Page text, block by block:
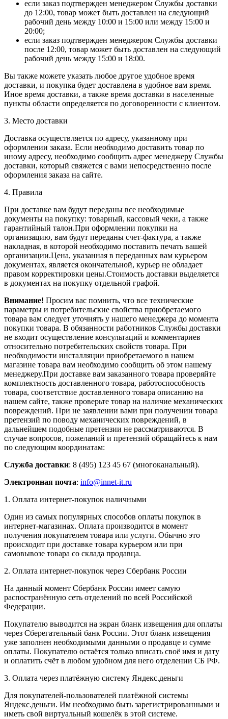
если заказ подтвержден менеджером Службы доставки
до 12:00, товар может быть доставлен на следующий
рабочий день между 10:00 и 15:00 или между 15:00 и
20:00;
если заказ подтвержден менеджером Службы доставки
после 12:00, товар может быть доставлен на следующий
рабочий день между 15:00 и 18:00.
Вы также можете указать любое другое удобное время
доставки, и покупка будет доставлена в удобное вам время.
Иное время доставки, а также время доставки в населенные
пункты области определяется по договоренности с клиентом.
3. Место доставки
Доставка осуществляется по адресу, указанному при
оформлении заказа. Если необходимо доставить товар по
иному адресу, необходимо сообщить адрес менеджеру Службы
доставки, который свяжется с вами непосредственно после
оформления заказа на сайте.
4. Правила
При доставке вам будут переданы все необходимые
документы на покупку: товарный, кассовый чеки, а также
гарантийный талон.При оформлении покупки на
организацию, вам будут переданы счет-фактура, а также
накладная, в которой необходимо поставить печать вашей
организации.Цена, указанная в переданных вам курьером
документах, является окончательной, курьер не обладает
правом корректировки цены.Стоимость доставки выделяется
в документах на покупку отдельной графой.
Внимание! Просим вас помнить, что все технические
параметры и потребительские свойства приобретаемого
товара вам следует уточнять у нашего менеджера до момента
покупки товара. В обязанности работников Службы доставки
не входит осуществление консультаций и комментариев
относительно потребительских свойств товара. При
необходимости инсталляции приобретаемого в нашем
магазине товара вам необходимо сообщить об этом нашему
менеджеру.При доставке вам заказанного товара проверяйте
комплектность доставленного товара, работоспособность
товара, соответствие доставленного товара описанию на
нашем сайте, также проверьте товар на наличие механических
повреждений. При не заявлении вами при получении товара
претензий по поводу механических повреждений, в
дальнейшем подобные претензии не рассматриваются. В
случае вопросов, пожеланий и претензий обращайтесь к нам
по следующим координатам:
Служба доставки: 8 (495) 123 45 67 (многоканальный).
Электронная почта: info@innet-it.ru
1. Оплата интернет-покупок наличными
Один из самых популярных способов оплаты покупок в
интернет-магазинах. Оплата производится в момент
получения покупателем товара или услуги. Обычно это
происходит при доставке товара курьером или при
самовывозе товара со склада продавца.
2. Оплата интернет-покупок через Сбербанк России
На данный момент Сбербанк России имеет самую
распостранённую сеть отделений по всей Российской
Федерации.
Покупателю выводится на экран бланк извещения для оплаты
через Сберегательный банк России. Этот бланк извещения
уже заполнен необходимыми данными о продавце и сумме
оплаты. Покупателю остаётся только вписать своё имя и дату
и оплатить счёт в любом удобном для него отделении СБ РФ.
3. Оплата через платёжную систему Яндекс.деньги
Для покупателей-пользователей платёжной системы
Яндекс.деньги. Им необходимо быть зарегистрированными и
иметь свой виртуальный кошелёк в этой системе.